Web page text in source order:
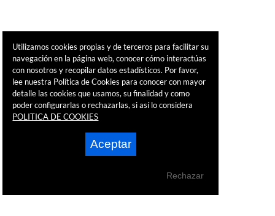
Utilizamos cookies propias y de terceros para facilitar su
navegación en la página web, conocer cómo interactúas
con nosotros y recopilar datos estadísticos. Por favor,
lee nuestra Política de Cookies para conocer con mayor
detalle las cookies que usamos, su finalidad y como
poder configurarlas o rechazarlas, si así lo considera
POLITICA DE COOKIES
Aceptar
Rechazar